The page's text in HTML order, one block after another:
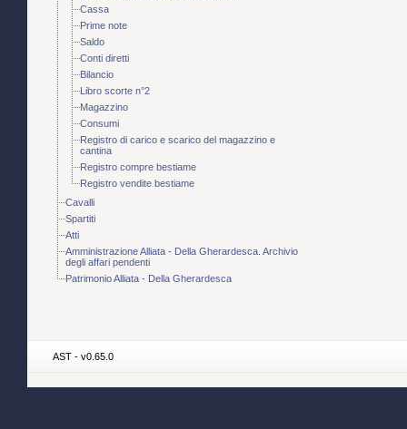
Cassa
Prime note
Saldo
Conti diretti
Bilancio
Libro scorte n°2
Magazzino
Consumi
Registro di carico e scarico del magazzino e
cantina
Registro compre bestiame
Registro vendite bestiame
Cavalli
Spartiti
Atti
Amministrazione Alliata - Della Gherardesca. Archivio
degli affari pendenti
Patrimonio Alliata - Della Gherardesca
AST - v0.65.0